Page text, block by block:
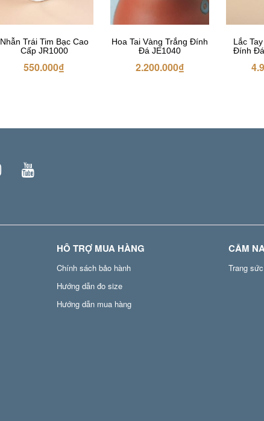
Nhẫn Trái Tim Bạc Cao
Cấp JR1000
550.000₫
Hoa Tai Vàng Trắng Đính
Đá JE1040
2.200.000₫
Lắc
Đính
HỖ TRỢ MUA HÀNG
Chính sách bảo hành
Hướng dẫn đo size
Hướng dẫn mua hàng
CẨM
Trang